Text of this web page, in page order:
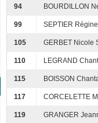
94 BOURDILLON
99 SEPTIER Régine
105 GERBET Nicole
110 LEGRAND
115 BOISSON
117 CORCELETTE
119 GRANGER